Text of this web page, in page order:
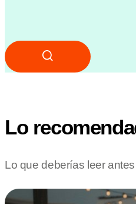
Lo
Lo que deberías leer